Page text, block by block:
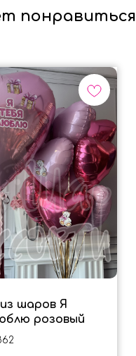
понравиться
шаров Я
розовый